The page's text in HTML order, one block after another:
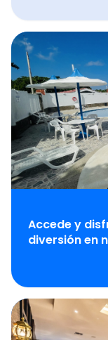
Accede y
diversión en